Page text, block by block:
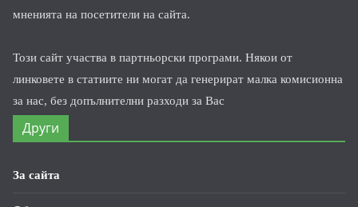
мненията на посетители на сайта.
Този сайт участва в партньорски програми. Някои от
линковете в статиите ни могат да генерират малка комисионна
за нас, без допълнителни разходи за Вас
Други
За сайта